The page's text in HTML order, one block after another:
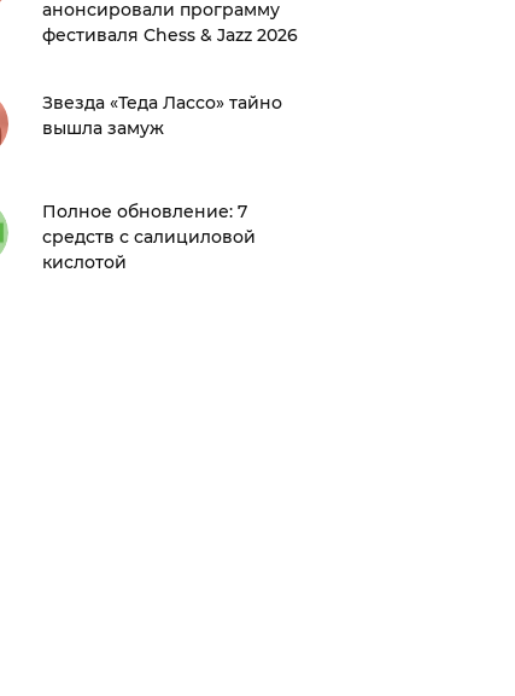
анонсировали программу
фестиваля Chess & Jazz 2026
Звезда «Теда Лассо» тайно
вышла замуж
Полное обновление: 7
средств с салициловой
кислотой